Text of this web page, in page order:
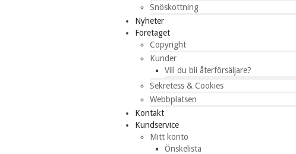
Snöskottning
Nyheter
Företaget
Copyright
Kunder
Vill du bli återförsäljare?
Sekretess & Cookies
Webbplatsen
Kontakt
Kundservice
Mitt konto
Önskelista